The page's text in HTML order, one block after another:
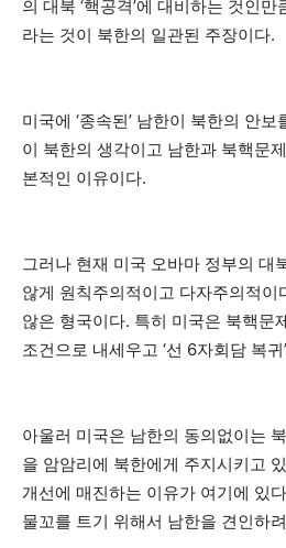
의 대북 ‘핵공격’에 대비하는 것인
라는 것이 북한의 일관된 주장이다.
미국에 ‘종속된’ 남한이 북한의 안
이 북한의 생각이고 남한과 북핵문
본적인 이유이다.
그러나 현재 미국 오바마 정부의 대
않게 원칙주의적이고 다자주의적이
않은 형국이다. 특히 미국은 북핵문
조건으로 내세우고 ‘선 6자회담 복
아울러 미국은 남한의 동의없이는
을 암암리에 북한에게 주지시키고
개선에 매진하는 이유가 여기에 있
물꼬를 트기 위해서 남한을 견인하